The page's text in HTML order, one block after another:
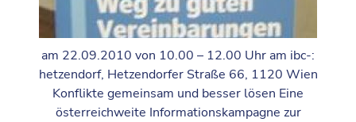
am 22.09.2010 von 10.00 – 12.00 Uhr am ibc-:
hetzendorf, Hetzendorfer Straße 66, 1120 Wien
Konflikte gemeinsam und besser lösen Eine
österreichweite Informationskampagne zur